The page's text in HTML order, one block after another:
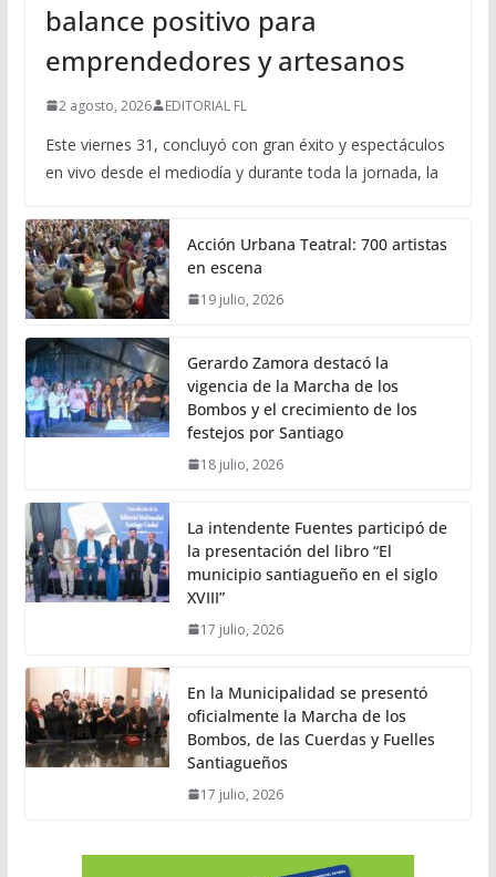
balance positivo para
emprendedores y artesanos
2 agosto, 2026 EDITORIAL FL
Este viernes 31, concluyó con gran éxito y espectáculos
en vivo desde el mediodía y durante toda la jornada, la
Acción Urbana Teatral: 700 artistas
en escena
19 julio, 2026
Gerardo Zamora destacó la
vigencia de la Marcha de los
Bombos y el crecimiento de los
festejos por Santiago
18 julio, 2026
La intendente Fuentes participó de
la presentación del libro “El
municipio santiagueño en el siglo
XVIII”
17 julio, 2026
En la Municipalidad se presentó
oficialmente la Marcha de los
Bombos, de las Cuerdas y Fuelles
Santiagueños
17 julio, 2026